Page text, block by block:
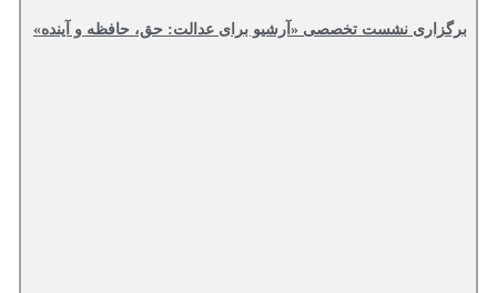
برگزاری نشست تخصصی «آرشیو برای عدالت: حق، حافظه و آینده»